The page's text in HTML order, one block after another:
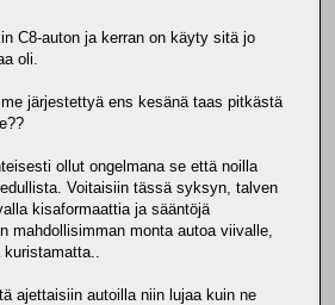
C8-auton ja kerran on käyty sitä jo
oli.
järjestettyä ens kesänä taas pitkästä
ollut ongelmana se että noilla
Voitaisiin tässä syksyn, talven
kisaformaattia ja sääntöjä
mahdollisimman monta autoa viivalle,
ajettaisiin autoilla niin lujaa kuin ne